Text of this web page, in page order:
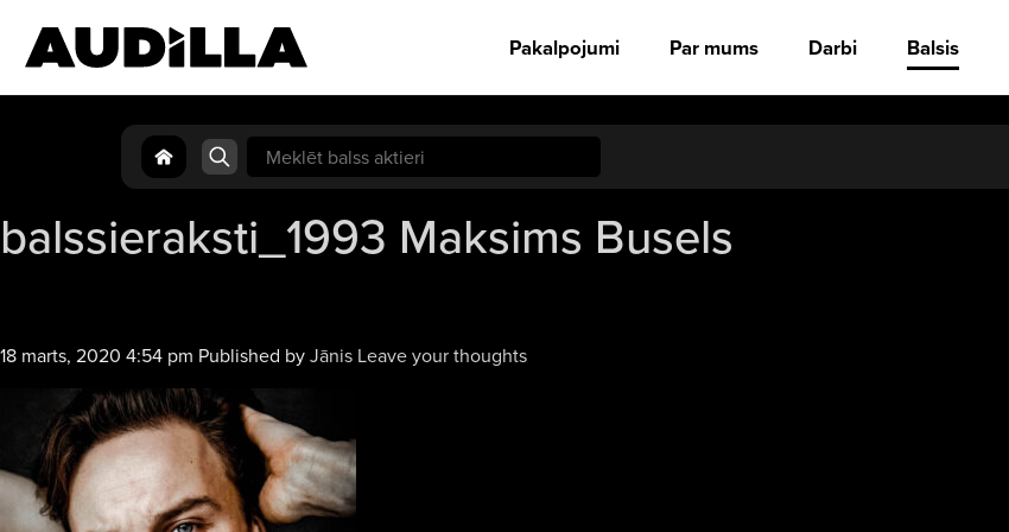
Pakalpojumi Par mums Darbi Balsis
Search
for:
balssieraksti_1993 Maksims Busels
18 marts, 2020 4:54 pm Published byJānis Leave your thoughts